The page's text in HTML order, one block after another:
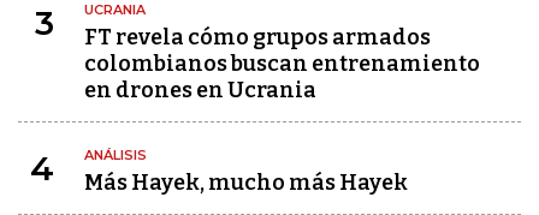
3 UCRANIA
FT revela cómo grupos armados
colombianos buscan entrenamiento
en drones en Ucrania
4 ANÁLISIS
Más Hayek, mucho más Hayek